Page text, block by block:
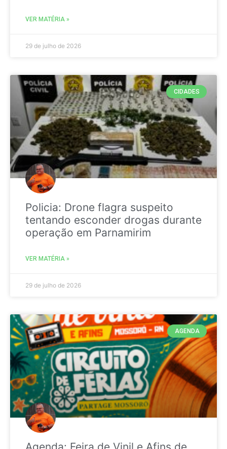
VER MATÉRIA »
29 de julho de 2026
CIDADES
Policia: Drone flagra suspeito
tentando esconder drogas durante
operação em Parnamirim
VER MATÉRIA »
29 de julho de 2026
AGENDA